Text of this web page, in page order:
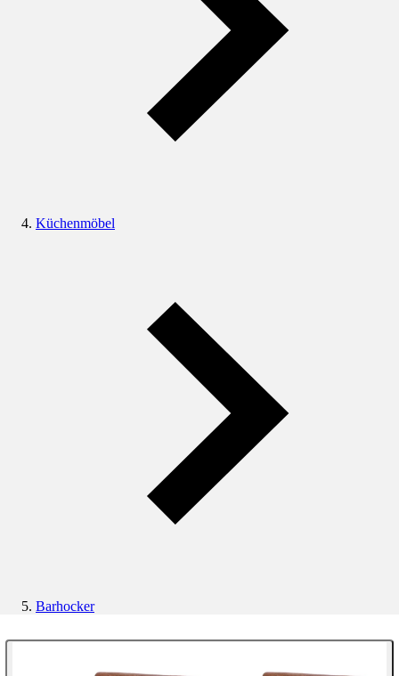
Küchenmöbel
Barhocker